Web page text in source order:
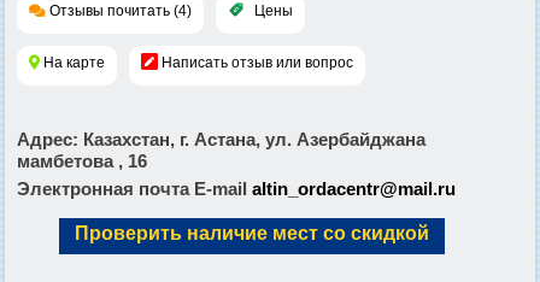
Отзывы почитать (4) Цены
На карте Написать отзыв или вопрос
Адрес: Казахстан, г. Астана, ул. Азербайджана
мамбетова , 16
Электронная почта E-mail altin_ordacentr@mail.ru
Проверить наличие мест со скидкой